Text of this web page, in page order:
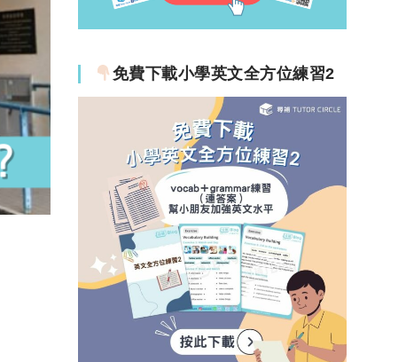
免費下載小學英文全方位練習2